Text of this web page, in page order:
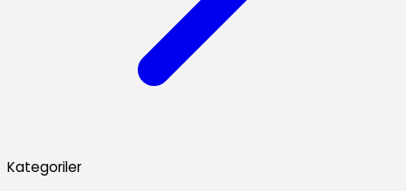
Kategoriler